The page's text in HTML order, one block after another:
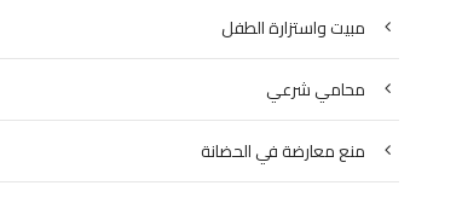
مبيت واستزارة الطفل
محامي شرعي
منع معارضة في الحضانة